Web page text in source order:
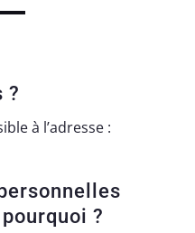
?
à l’adresse :
?